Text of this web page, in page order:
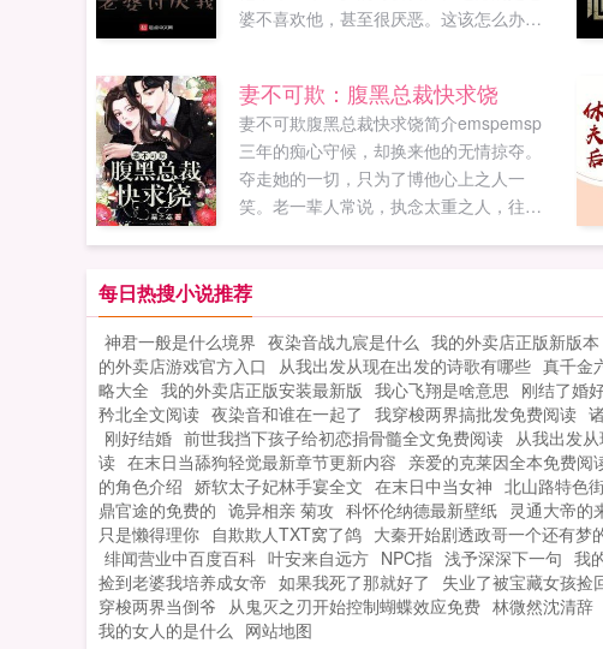
婆不喜欢他，甚至很厌恶。这该怎么办首
妻不可欺：腹黑总裁快求饶
妻不可欺腹黑总裁快求饶简介emspemsp
三年的痴心守候，却换来他的无情掠夺。
夺走她的一切，只为了博他心上之人一
笑。老一辈人常说，执念太重之人，往往
身边之后，她终于...
每日热搜小说推荐
神君一般是什么境界 夜染音战九宸是什么 我的外卖店正版新版本
的外卖店游戏官方入口
从我出发从现在出发的诗歌有哪些 真千金
略大全 我的外卖店正版安装最新版 我心飞翔是啥意思 刚结了婚
矜北全文阅读 夜染音和谁在一起了 我穿梭两界搞批发免费阅读
刚好结婚 前世我挡下孩子给初恋捐骨髓全文免费阅读 从我出发
读 在末日当舔狗轻觉最新章节更新内容 亲爱的克莱因全本免费阅
的角色介绍 娇软太子妃林手宴全文 在末日中当女神 北山路特色
鼎官途的免费的 诡异相亲 菊攻 科怀伦纳德最新壁纸 灵通大帝的
只是懒得理你 自欺欺人TXT窝了鸽 大秦开始剧透政哥一个还有梦
绯闻营业中百度百科 叶安来自远方 NPC指 浅予深深下一句 我
捡到老婆我培养成女帝 如果我死了那就好了 失业了被宝藏女孩捡
穿梭两界当倒爷 从鬼灭之刃开始控制蝴蝶效应免费 林微然沈清辞
我的女人的是什么 网站地图